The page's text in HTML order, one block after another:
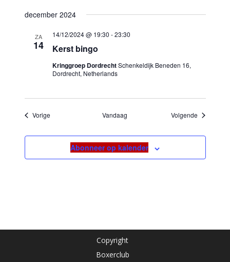
december 2024
ZA
14 Kerst bingo
14/12/2024 @ 19:30 -23:30
Kringgroep DordrechtSchenkeldijk Beneden 16,
Dordrecht, Netherlands
VorigeEvenementen Vandaag Volgende
Abonneer op kalender
Copyright
Boxerclub